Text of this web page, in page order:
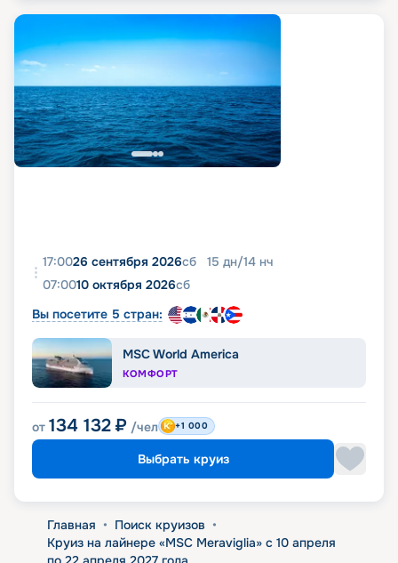
17:0026 сентября 2026сб 15 дн/14 нч
07:0010 октября 2026сб
Вы посетите 5 стран:
MSC World America
КОМФОРТ
от 134 132 ₽ /чел +1 000
Выбрать круиз
Главная • Поиск круизов •
Круиз на лайнере «MSC Meraviglia» с 10 апреля